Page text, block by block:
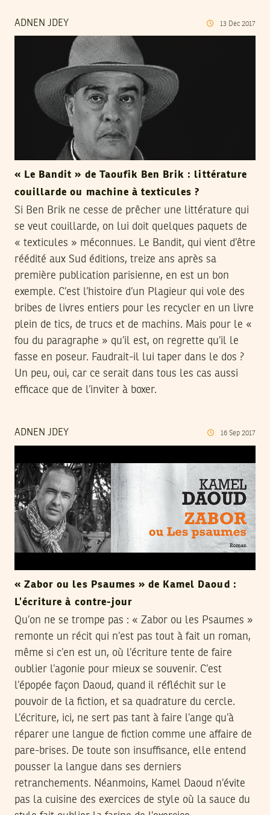
ADNEN JDEY 13 Dec 2017
« Le Bandit » de Taoufik Ben Brik : littérature
couillarde ou machine à texticules ?
Si Ben Brik ne cesse de prêcher une littérature qui
se veut couillarde, on lui doit quelques paquets de
« texticules » méconnues. Le Bandit, qui vient d’être
réédité aux Sud éditions, treize ans après sa
première publication parisienne, en est un bon
exemple. C’est l’histoire d’un Plagieur qui vole des
bribes de livres entiers pour les recycler en un livre
plein de tics, de trucs et de machins. Mais pour le «
fou du paragraphe » qu’il est, on regrette qu’il le
fasse en poseur. Faudrait-il lui taper dans le dos ?
Un peu, oui, car ce serait dans tous les cas aussi
efficace que de l’inviter à boxer.
ADNEN JDEY 16 Sep 2017
« Zabor ou les Psaumes » de Kamel Daoud :
L’écriture à contre-jour
Qu’on ne se trompe pas : « Zabor ou les Psaumes »
remonte un récit qui n’est pas tout à fait un roman,
même si c’en est un, où l’écriture tente de faire
oublier l’agonie pour mieux se souvenir. C’est
l’épopée façon Daoud, quand il réfléchit sur le
pouvoir de la fiction, et sa quadrature du cercle.
L’écriture, ici, ne sert pas tant à faire l’ange qu’à
réparer une langue de fiction comme une affaire de
pare-brises. De toute son insuffisance, elle entend
pousser la langue dans ses derniers
retranchements. Néanmoins, Kamel Daoud n’évite
pas la cuisine des exercices de style où la sauce du